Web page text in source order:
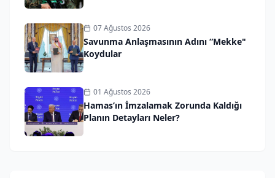
07 Ağustos 2026
Savunma Anlaşmasının Adını “Mekke"
Koydular
01 Ağustos 2026
Hamas’ın İmzalamak Zorunda Kaldığı
Planın Detayları Neler?